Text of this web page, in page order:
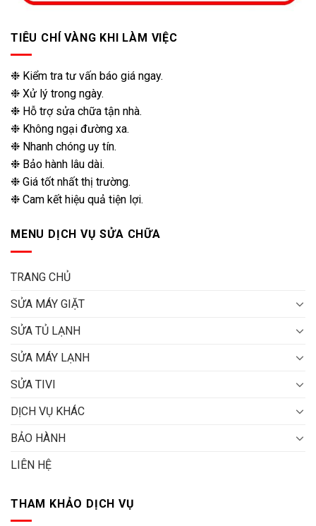
TIÊU CHÍ VÀNG KHI LÀM VIỆC
❉ Kiểm tra tư vấn báo giá ngay.
❉ Xử lý trong ngày.
❉ Hỗ trợ sửa chữa tận nhà.
❉ Không ngại đường xa.
❉ Nhanh chóng uy tín.
❉ Bảo hành lâu dài.
❉ Giá tốt nhất thị trường.
❉ Cam kết hiệu quả tiện lợi.
MENU DỊCH VỤ SỬA CHỮA
TRANG CHỦ
SỬA MÁY GIẶT
SỬA TỦ LẠNH
SỬA MÁY LẠNH
SỬA TIVI
DỊCH VỤ KHÁC
BẢO HÀNH
LIÊN HỆ
THAM KHẢO DỊCH VỤ